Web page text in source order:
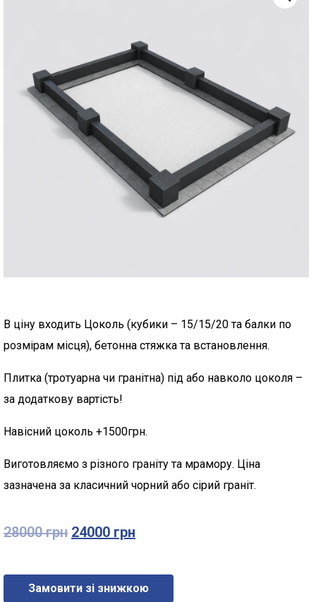
В ціну входить Цоколь (кубики – 15/15/20 та балки по
розмірам місця), бетонна стяжка та встановлення.
Плитка (тротуарна чи гранітна) під або навколо цоколя –
за додаткову вартість!
Навісний цоколь +1500грн.
Виготовляємо з різного граніту та мрамору. Ціна
зазначена за класичний чорний або сірий граніт.
28000грн 24000 грн
Замовити зі знижкою